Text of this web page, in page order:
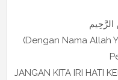
(Dengan Nama Allah
JANGAN KITA IRI HATI